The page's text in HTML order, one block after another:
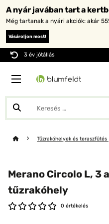
A nyár javában tart a
Még tartanak a nyári akciók: akár
Vásároljon most!
3 év jótállás
Tűzrakóhelyek és teraszfűtés
Merano Circolo L, 3
tűzrakóhely
0 értékelés